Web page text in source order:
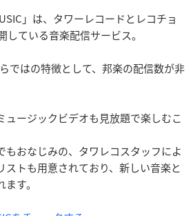
」は、タワーレコードとレコチョ
している音楽配信サービス。
ではの特徴として、邦楽の配信数が非
ュージックビデオも見放題で楽しむこ
もおなじみの、タワレコスタッフによ
ストも用意されており、新しい音楽と
す。